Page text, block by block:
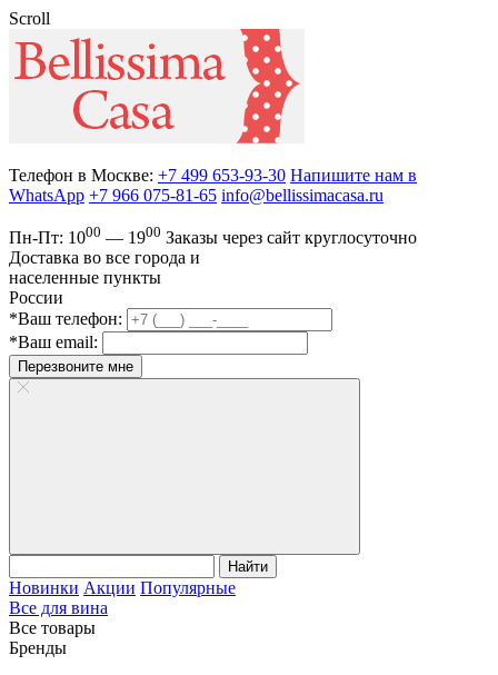
Scroll
Телефон в Москве: +7 499 653-93-30 Напишите нам в
WhatsApp +7 966 075-81-65 info@bellissimacasa.ru
Пн-Пт: 1000 — 1900 Заказы через сайт круглосуточно
Доставка во все города и
населенные пункты
России
*Ваш телефон:
*Ваш email:
Перезвоните мне
Найти
Новинки Акции Популярные
Все для вина
Все товары
Бренды